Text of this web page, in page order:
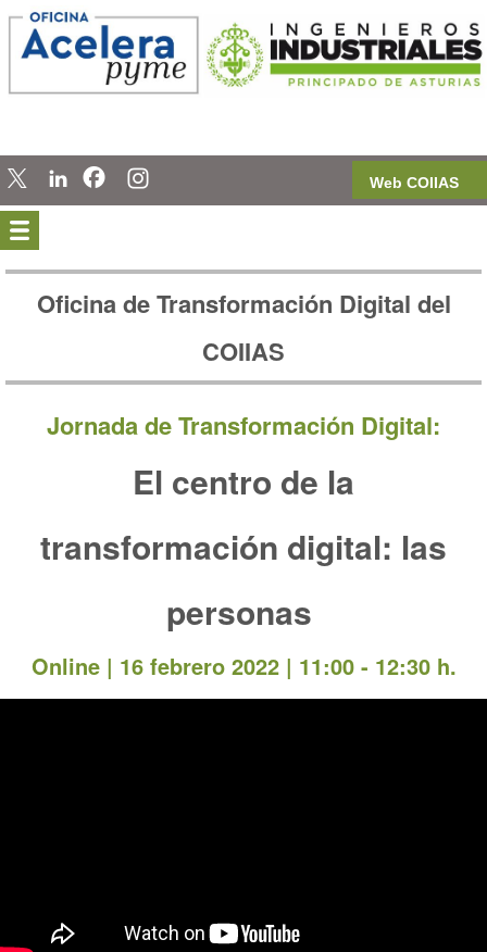
Web COIIAS
Oficina de Transformación Digital del
COIIAS
Jornada de Transformación Digital:
El centro de la
transformación digital: las
personas
Online | 16 febrero 2022 | 11:00 - 12:30 h.